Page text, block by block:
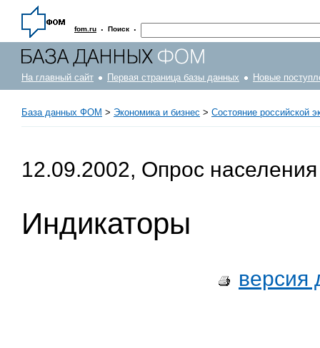
fom.ru · Поиск ·
На главный сайт Первая страница базы данных Новые
База данных ФОМ > Экономика и бизнес > Состояние российской
12.09.2002, Опрос населения
Индикаторы
версия